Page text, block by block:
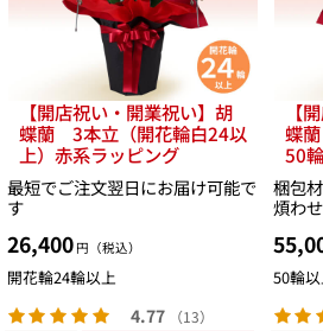
【開店祝い・開業祝い】胡
蝶蘭 3本立（開花輪白24以
上）赤系ラッピング
最短でご注文翌日にお届け可能で
す
26,400 円（税込）
開花輪24輪以上
4.77 （13）
【
蝶
50
梱包
煩わ
50輪以